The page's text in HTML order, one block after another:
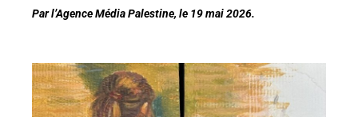
Par l’Agence Média Palestine, le 19 mai 2026.